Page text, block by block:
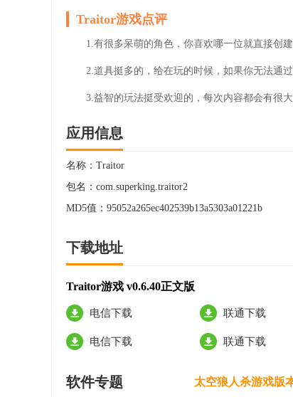
Traitor游戏点评
1.有很多呆萌的角色，你喜欢哪一位就直接创
2.道具挺多的，给在玩的时候，如果你无法通
3.益智的玩法挺受欢迎的，每次内容都会有很
应用信息
名称： Traitor
包名： com.superking.traitor2
MD5值： 95052a265ec402539b13a5303a01221b
下载地址
Traitor游戏 v0.6.40正文版
电信下载 联通下载
电信下载 联通下载
软件专题 太空狼人杀游戏版